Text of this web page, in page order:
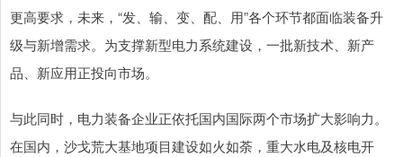
更高要求，未来，“发、输、变、配、用”各个环节都面临装备升
级与新增需求。为支撑新型电力系统建设，一批新技术、新产
品、新应用正投向市场。
与此同时，电力装备企业正依托国内国际两个市场扩大影响力。
在国内，沙戈荒大基地项目建设如火如荼，重大水电及核电开